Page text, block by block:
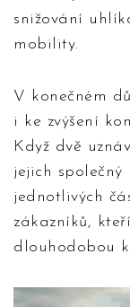
snižování
mobility.
V konečném
i ke zvýšení
Když dvě
jejich společný
jednotlivých
zákazníků,
dlouhodobou